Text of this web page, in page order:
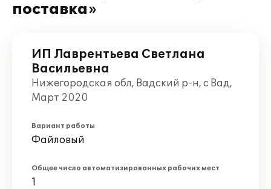
поставка»
ИП Лаврентьева Светлана
Васильевна
Нижегородская обл, Вадский р-н, с Вад,
Март 2020
Вариант работы
Файловый
Общее число автоматизированных рабочих мест
1